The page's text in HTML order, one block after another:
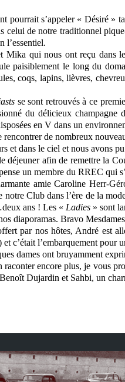
pourrait s’appeler « Désiré »
celui de notre traditionnel
l’essentiel.
Mika qui nous ont reçu dans
paisiblement le long du
coqs, lapins, lièvres,
se sont retrouvés à ce
du délicieux champagne
en V dans un
de nombreux
et dans le ciel et nous avons
déjeuner afin de remettre la
un membre du RREC qui
amie Caroline Herr-
notre Club dans l’ère de la
ans ! Les « Ladies » sont
diaporamas. Bravo
par nos hôtes, André est
et c’était l’embarquement
dames ont bruyamment
encore plus, je vous
Dujardin et Sahbi, un